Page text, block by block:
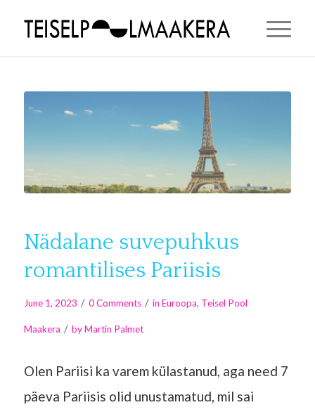
Nädalane suvepuhkus
romantilises Pariisis
June 1, 2023 / 0 Comments / in Euroopa, Teisel Pool
Maakera / byMartin Palmet
Olen Pariisi ka varem külastanud, aga need 7
päeva Pariisis olid unustamatud, mil sai